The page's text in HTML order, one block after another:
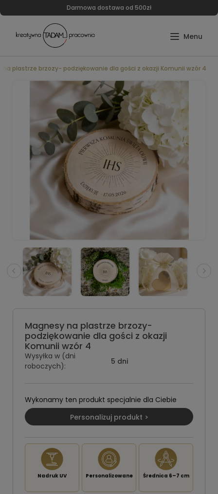
Darmowa dostawa od 500zł
na plastrze brzozy- podziękowanie dla gości z okazji Komunii wzór 4
Magnesy na plastrze brzozy-
podziękowanie dla gości z okazji
Komunii wzór 4
Wysyłka w (dni
roboczych):
5 dni
Wykonamy ten produkt specjalnie dla Ciebie
Personalizuj produkt >
Nadruk UV Personalizowane Średnica 6–7 cm